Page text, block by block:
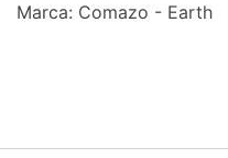
Marca: Comazo - Earth